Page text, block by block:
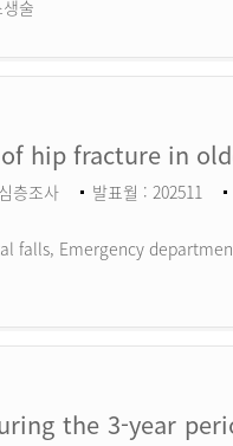
술
hip fracture in
층조사 발표월 : 202511
falls, Emergency
the 3-year